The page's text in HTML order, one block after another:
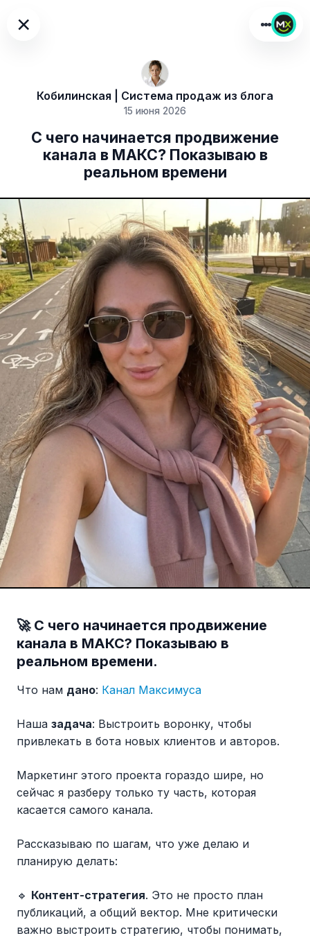
×
Кобилинская | Система продаж из блога
15 июня 2026
С чего начинается продвижение
канала в МАКС? Показываю в
реальном времени
🚀 С чего начинается продвижение
канала в МАКС? Показываю в
реальном времени.
Что нам дано: Канал Максимуса
Наша задача: Выстроить воронку, чтобы
привлекать в бота новых клиентов и авторов.
Маркетинг этого проекта гораздо шире, но
сейчас я разберу только ту часть, которая
касается самого канала.
Рассказываю по шагам, что уже делаю и
планирую делать:
🔹 Контент-стратегия. Это не просто план
публикаций, а общий вектор. Мне критически
важно выстроить стратегию, чтобы понимать,